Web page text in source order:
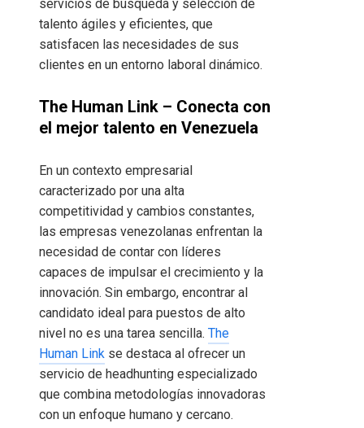
servicios de búsqueda y selección de
talento ágiles y eficientes, que
satisfacen las necesidades de sus
clientes en un entorno laboral dinámico.
The Human Link – Conecta con
el mejor talento en Venezuela
En un contexto empresarial
caracterizado por una alta
competitividad y cambios constantes,
las empresas venezolanas enfrentan la
necesidad de contar con líderes
capaces de impulsar el crecimiento y la
innovación. Sin embargo, encontrar al
candidato ideal para puestos de alto
nivel no es una tarea sencilla. The
Human Link se destaca al ofrecer un
servicio de headhunting especializado
que combina metodologías innovadoras
con un enfoque humano y cercano.